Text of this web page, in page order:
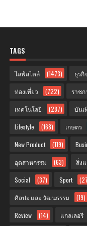
TAGS
ไลฟ์สไตล์ (1473) ธุรกิจ
ท่องเที่ยว (722) ราชก
เทคโนโลยี (287) บันเ
Lifestyle (168) เกษตร
New Product (119)
อุตสาหกรรม (63) สิ่ง
Social (37) Sport
ศิลปะ และ วัฒนธรรม (19)
Review (14) แกลเลอรี